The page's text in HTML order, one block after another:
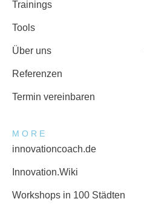
Trainings
Tools
Über uns
Referenzen
Termin vereinbaren
MORE
innovationcoach.de
Innovation.Wiki
Workshops in 100 Städten